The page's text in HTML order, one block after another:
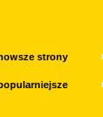
strony